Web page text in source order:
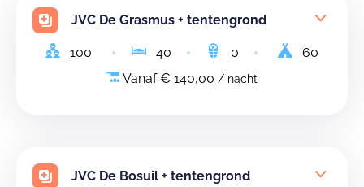
JVC De Grasmus + tentengrond
100 40 0
60
Vanaf € 140,00 / nacht
JVC De Bosuil + tentengrond